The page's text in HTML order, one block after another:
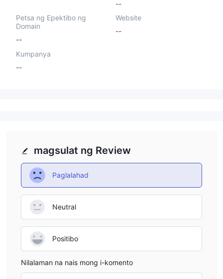
--
Petsa ng Epektibo ng
Domain
--
Website
--
Kumpanya
--
magsulat ng Review
Paglalahad
Neutral
Positibo
Nilalaman na nais mong i-komento